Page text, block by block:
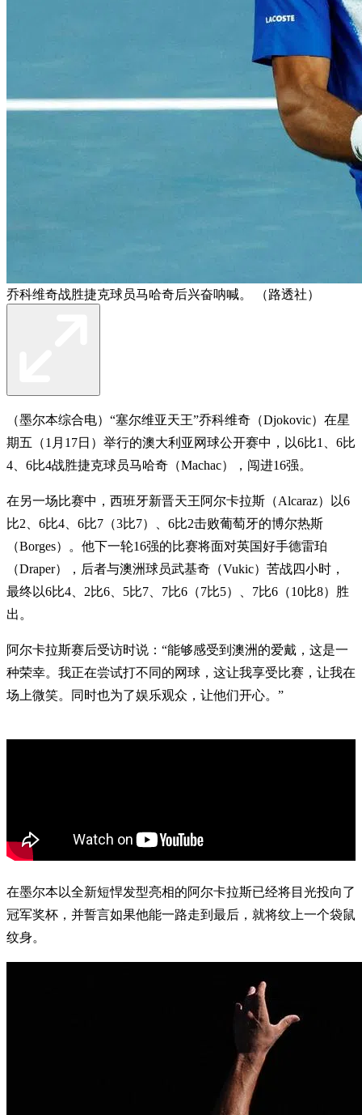
乔科维奇战胜捷克球员马哈奇后兴奋呐喊。 （路透社）
（墨尔本综合电）“塞尔维亚天王”乔科维奇（Djokovic）在星
期五（1月17日）举行的澳大利亚网球公开赛中，以6比1、6比
4、6比4战胜捷克球员马哈奇（Machac），闯进16强。
在另一场比赛中，西班牙新晋天王阿尔卡拉斯（Alcaraz）以6
比2、6比4、6比7（3比7）、6比2击败葡萄牙的博尔热斯
（Borges）。他下一轮16强的比赛将面对英国好手德雷珀
（Draper），后者与澳洲球员武基奇（Vukic）苦战四小时，
最终以6比4、2比6、5比7、7比6（7比5）、7比6（10比8）胜
出。
阿尔卡拉斯赛后受访时说：“能够感受到澳洲的爱戴，这是一
种荣幸。我正在尝试打不同的网球，这让我享受比赛，让我在
场上微笑。同时也为了娱乐观众，让他们开心。”
在墨尔本以全新短悍发型亮相的阿尔卡拉斯已经将目光投向了
冠军奖杯，并誓言如果他能一路走到最后，就将纹上一个袋鼠
纹身。